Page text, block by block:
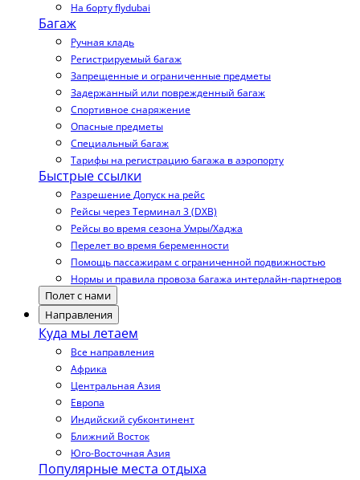
На борту flydubai
Багаж
Ручная кладь
Регистрируемый багаж
Запрещенные и ограниченные предметы
Задержанный или поврежденный багаж
Спортивное снаряжение
Опасные предметы
Специальный багаж
Тарифы на регистрацию багажа в аэропорту
Быстрые ссылки
Разрешение Допуск на рейс
Рейсы через Терминал 3 (DXB)
Рейсы во время сезона Умры/Хаджа
Перелет во время беременности
Помощь пассажирам с ограниченной подвижностью
Нормы и правила провоза багажа интерлайн-партнеров
Полет с нами
Направления
Куда мы летаем
Все направления
Африка
Центральная Азия
Европа
Индийский субконтинент
Ближний Восток
Юго-Восточная Азия
Популярные места отдыха